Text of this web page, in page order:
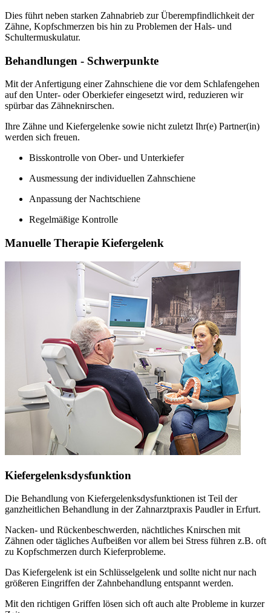
Dies führt neben starken Zahnabrieb zur Überempfindlichkeit der
Zähne, Kopfschmerzen bis hin zu Problemen der Hals- und
Schultermuskulatur.
Behandlungen - Schwerpunkte
Mit der Anfertigung einer Zahnschiene die vor dem Schlafengehen
auf den Unter- oder Oberkiefer eingesetzt wird, reduzieren wir
spürbar das Zähneknirschen.
Ihre Zähne und Kiefergelenke sowie nicht zuletzt Ihr(e) Partner(in)
werden sich freuen.
Bisskontrolle von Ober- und Unterkiefer
Ausmessung der individuellen Zahnschiene
Anpassung der Nachtschiene
Regelmäßige Kontrolle
Manuelle Therapie Kiefergelenk
Kiefergelenksdysfunktion
Die Behandlung von Kiefergelenksdysfunktionen ist Teil der
ganzheitlichen Behandlung in der Zahnarztpraxis Paudler in Erfurt.
Nacken- und Rückenbeschwerden, nächtliches Knirschen mit
Zähnen oder tägliches Aufbeißen vor allem bei Stress führen z.B. oft
zu Kopfschmerzen durch Kieferprobleme.
Das Kiefergelenk ist ein Schlüsselgelenk und sollte nicht nur nach
größeren Eingriffen der Zahnbehandlung entspannt werden.
Mit den richtigen Griffen lösen sich oft auch alte Probleme in kurzer